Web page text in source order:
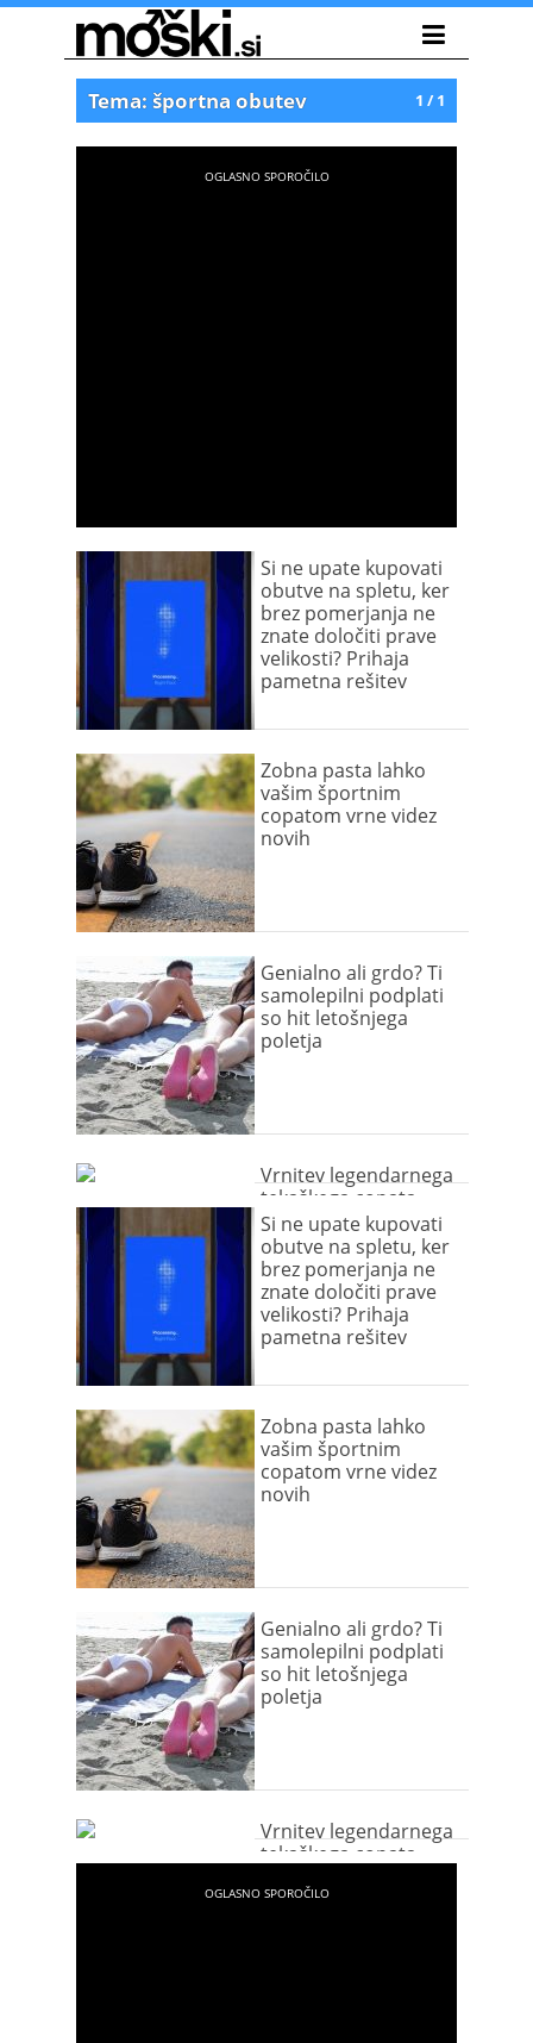
1 / 1
Tema: športna obutev
Si ne upate kupovati
obutve na spletu, ker
brez pomerjanja ne
znate določiti prave
velikosti? Prihaja
pametna rešitev
Zobna pasta lahko
vašim športnim
copatom vrne videz
novih
Genialno ali grdo? Ti
samolepilni podplati
so hit letošnjega
poletja
Vrnitev legendarnega
tekaškega copata
Si ne upate kupovati
obutve na spletu, ker
brez pomerjanja ne
znate določiti prave
velikosti? Prihaja
pametna rešitev
Zobna pasta lahko
vašim športnim
copatom vrne videz
novih
Genialno ali grdo? Ti
samolepilni podplati
so hit letošnjega
poletja
Vrnitev legendarnega
tekaškega copata